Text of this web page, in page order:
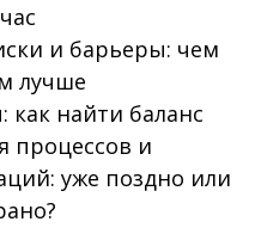
и барьеры: чем
лучше
как найти баланс
процессов и
уже поздно или